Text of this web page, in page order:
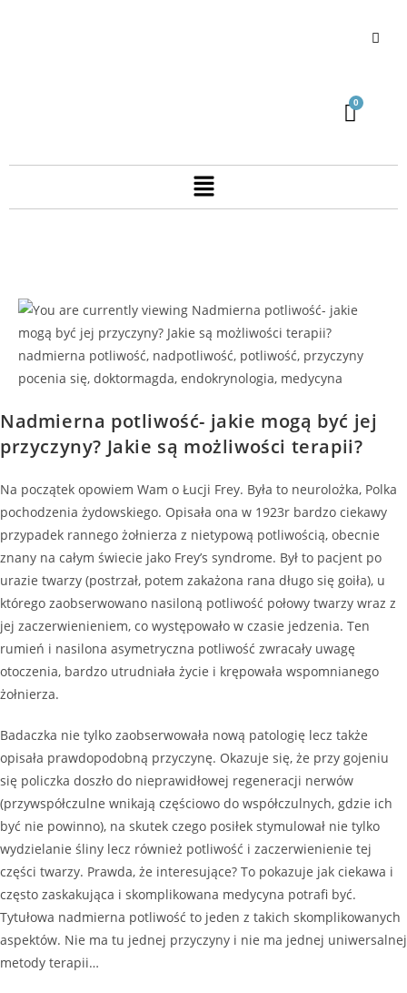
nadmierna potliwość, nadpotliwość, potliwość, przyczyny
pocenia się, doktormagda, endokrynologia, medycyna
Nadmierna potliwość- jakie mogą być jej
przyczyny? Jakie są możliwości terapii?
Na początek opowiem Wam o Łucji Frey. Była to neurolożka, Polka
pochodzenia żydowskiego. Opisała ona w 1923r bardzo ciekawy
przypadek rannego żołnierza z nietypową potliwością, obecnie
znany na całym świecie jako Frey’s syndrome. Był to pacjent po
urazie twarzy (postrzał, potem zakażona rana długo się goiła), u
którego zaobserwowano nasiloną potliwość połowy twarzy wraz z
jej zaczerwienieniem, co występowało w czasie jedzenia. Ten
rumień i nasilona asymetryczna potliwość zwracały uwagę
otoczenia, bardzo utrudniała życie i krępowała wspomnianego
żołnierza.
Badaczka nie tylko zaobserwowała nową patologię lecz także
opisała prawdopodobną przyczynę. Okazuje się, że przy gojeniu
się policzka doszło do nieprawidłowej regeneracji nerwów
(przywspółczulne wnikają częściowo do współczulnych, gdzie ich
być nie powinno), na skutek czego posiłek stymulował nie tylko
wydzielanie śliny lecz również potliwość i zaczerwienienie tej
części twarzy. Prawda, że interesujące? To pokazuje jak ciekawa i
często zaskakująca i skomplikowana medycyna potrafi być.
Tytułowa nadmierna potliwość to jeden z takich skomplikowanych
aspektów. Nie ma tu jednej przyczyny i nie ma jednej uniwersalnej
metody terapii…